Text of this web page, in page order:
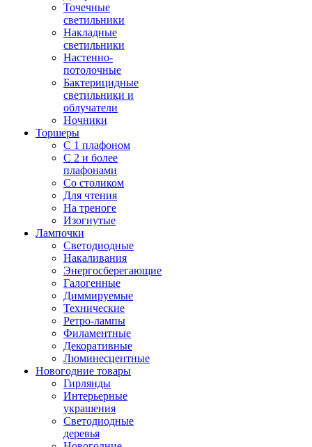
Точечные
светильники
Накладные
светильники
Настенно-
потолочные
Бактерицидные
светильники и
облучатели
Ночники
Торшеры
С 1 плафоном
С 2 и более
плафонами
Со столиком
Для чтения
На треноге
Изогнутые
Лампочки
Светодиодные
Накаливания
Энергосберегающие
Галогенные
Диммируемые
Технические
Ретро-лампы
Филаментные
Декоративные
Люминесцентные
Новогодние товары
Гирлянды
Интерьерные
украшения
Светодиодные
деревья